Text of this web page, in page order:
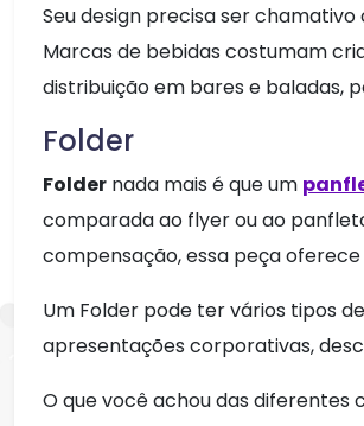
Seu design precisa ser
Marcas de bebidas costumam
distribuição em bares e baladas,
Folder
Folder nada mais é que um
comparada ao flyer ou ao
compensação, essa peça
Um Folder pode ter vários tipos
apresentações corporativas,
O que você achou das diferentes